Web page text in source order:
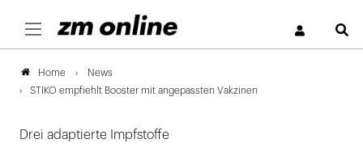
Home
News
STIKO empfiehlt Booster mit angepassten Vakzinen
Drei adaptierte Impfstoffe